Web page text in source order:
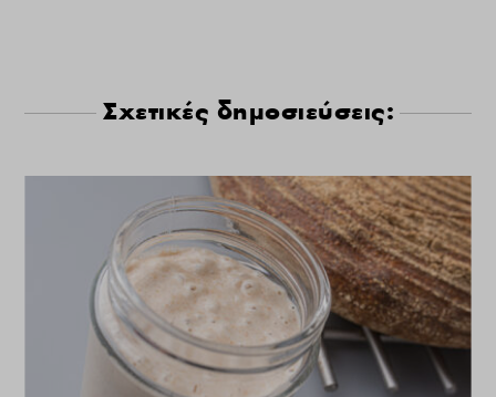
Σχετικές δημοσιεύσεις: